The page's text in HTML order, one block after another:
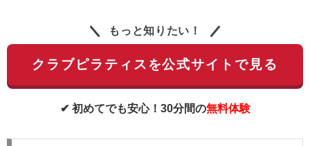
もっと知りたい！
クラブピラティスを公式サイトで見る
✔ 初めてでも安心！30分間の無料体験